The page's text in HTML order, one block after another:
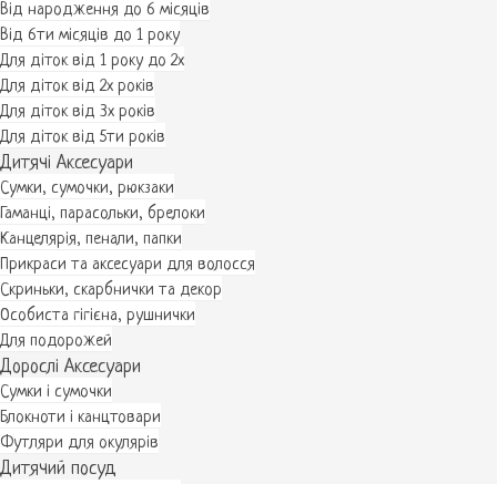
Від народження до 6 місяців
Від 6ти місяців до 1 року
Для діток від 1 року до 2х
Для діток від 2х років
Для діток від 3х років
Для діток від 5ти років
Дитячі Аксесуари
Сумки, сумочки, рюкзаки
Гаманці, парасольки, брелоки
Канцелярія, пенали, папки
Прикраси та аксесуари для волосся
Скриньки, скарбнички та декор
Особиста гігієна, рушнички
Для подорожей
Дорослі Аксесуари
Сумки і сумочки
Блокноти і канцтовари
Футляри для окулярів
Дитячий посуд